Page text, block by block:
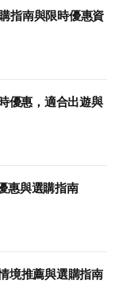
指南與限時優惠資
優惠，適合出遊與
惠與選購指南
境推薦與選購指南